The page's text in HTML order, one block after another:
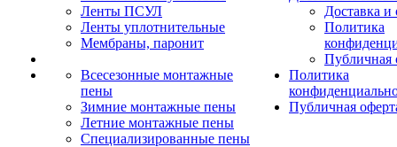
Ленты ПСУЛ
Ленты уплотнительные
Мембраны, паронит
Всесезонные монтажные
пены
Зимние монтажные пены
Летние монтажные пены
Специализированные пены
Доставка и
Политика
Публичная
Политика
Публичная